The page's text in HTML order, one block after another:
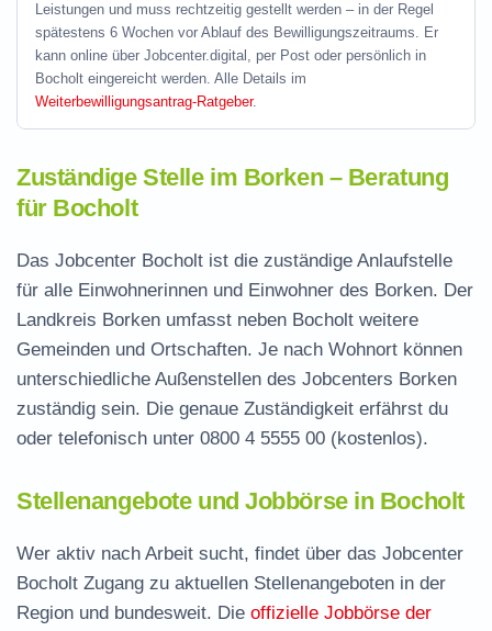
Leistungen und muss rechtzeitig gestellt werden – in der Regel
spätestens 6 Wochen vor Ablauf des Bewilligungszeitraums. Er
kann online über Jobcenter.digital, per Post oder persönlich in
Bocholt eingereicht werden. Alle Details im
Weiterbewilligungsantrag-Ratgeber.
Zuständige Stelle im Borken – Beratung
für Bocholt
Das Jobcenter Bocholt ist die zuständige Anlaufstelle
für alle Einwohnerinnen und Einwohner des Borken. Der
Landkreis Borken umfasst neben Bocholt weitere
Gemeinden und Ortschaften. Je nach Wohnort können
unterschiedliche Außenstellen des Jobcenters Borken
zuständig sein. Die genaue Zuständigkeit erfährst du
oder telefonisch unter 0800 4 5555 00 (kostenlos).
Stellenangebote und Jobbörse in Bocholt
Wer aktiv nach Arbeit sucht, findet über das Jobcenter
Bocholt Zugang zu aktuellen Stellenangeboten in der
Region und bundesweit. Die offizielle Jobbörse der